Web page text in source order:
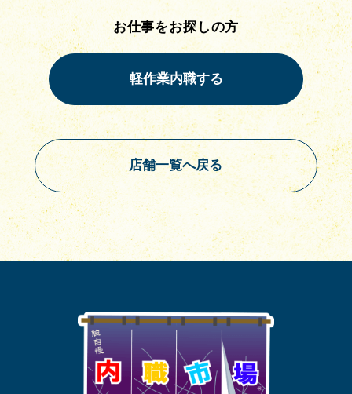
お仕事をお探しの方
店舗一覧へ戻る